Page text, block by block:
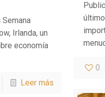
Irlanda, un
economía
Leer más
0